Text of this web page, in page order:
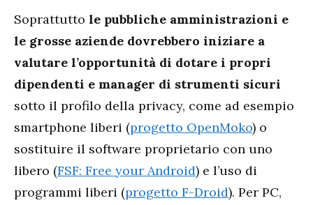
Soprattutto le pubbliche amministrazioni e
le grosse aziende dovrebbero iniziare a
valutare l’opportunità di dotare i propri
dipendenti e manager di strumenti sicuri
sotto il profilo della privacy, come ad esempio
smartphone liberi (progetto OpenMoko) o
sostituire il software proprietario con uno
libero (FSF: Free your Android) e l’uso di
programmi liberi (progetto F-Droid). Per PC,